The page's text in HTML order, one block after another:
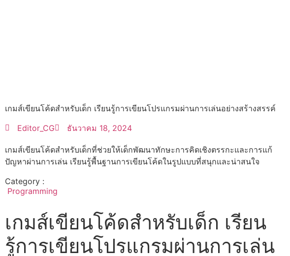
เกมส์เขียนโค้ดสำหรับเด็ก เรียนรู้การเขียนโปรแกรมผ่านการเล่นอย่างสร้างสรรค์
Editor_CG
ธันวาคม 18, 2024
เกมส์เขียนโค้ดสำหรับเด็กที่ช่วยให้เด็กพัฒนาทักษะการคิดเชิงตรรกะและการแก้
ปัญหาผ่านการเล่น เรียนรู้พื้นฐานการเขียนโค้ดในรูปแบบที่สนุกและน่าสนใจ
Category :
Programming
เกมส์เขียนโค้ดสำหรับเด็ก เรียน
รู้การเขียนโปรแกรมผ่านการเล่น